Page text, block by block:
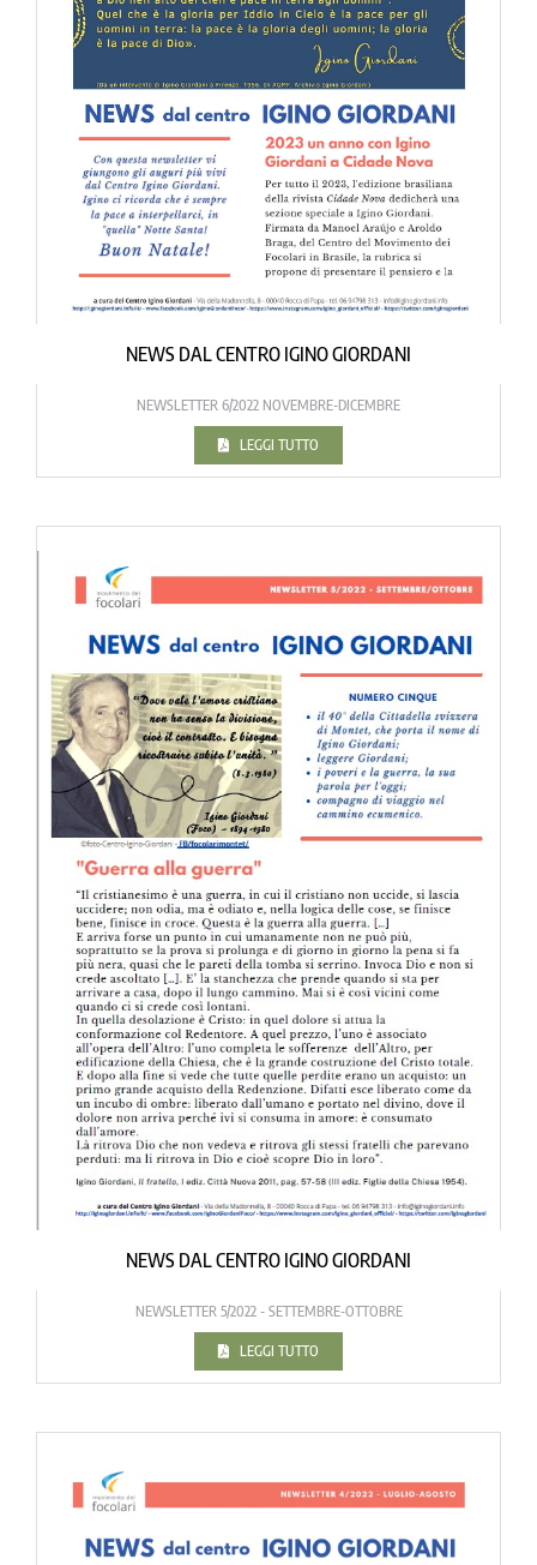
NEWS DAL CENTRO IGINO GIORDANI
NEWSLETTER 6/2022 NOVEMBRE-DICEMBRE
LEGGI TUTTO
NEWS DAL CENTRO IGINO GIORDANI
NEWSLETTER 5/2022 - SETTEMBRE-OTTOBRE
LEGGI TUTTO